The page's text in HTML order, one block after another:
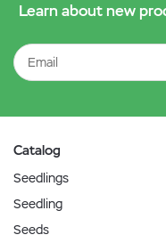
Learn about new
Catalog
Seedlings
Seedling
Seeds